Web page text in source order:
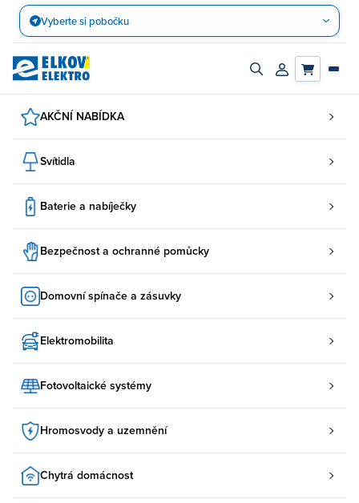
Přejít
obsah
Vyberte si pobočku
Zapnout/vypnout
Přihlásit/
AKČNÍ NABÍDKA
Svítidla
Baterie a nabíječky
Bezpečnost a ochranné pomůcky
Domovní spínače a zásuvky
Elektromobilita
Fotovoltaické systémy
Hromosvody a uzemnění
Chytrá domácnost